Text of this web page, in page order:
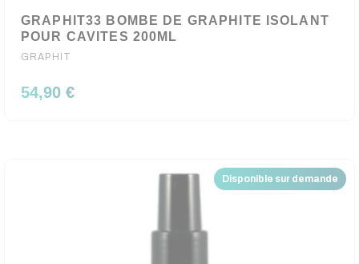
GRAPHIT33 BOMBE DE GRAPHITE ISOLANT
POUR CAVITES 200ML
GRAPHIT
54,90 €
Disponible sur demande